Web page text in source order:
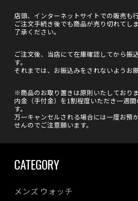
店頭、インターネットサイトでの販売も
ご注文手続き後でも商品が売り切れてし
了承ください。
ご注文後、当店にて在庫確認してから振
す。
それまでは、お振込みをされないようお
※商品のお取り置きは原則いたしておりま
内金（手付金）を1割程度いただき一週
す。
万一キャンセルされる場合には一度お預
せんのでご注意願います。
CATEGORY
メンズ ウォッチ